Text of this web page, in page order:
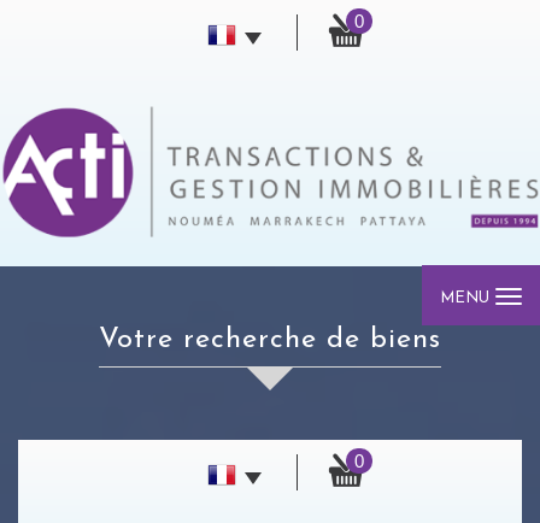
0
MENU
Votre recherche de biens
0